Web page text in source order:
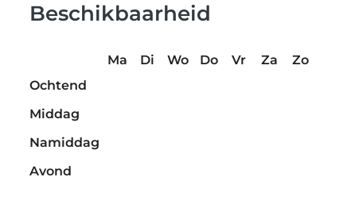
Beschikbaarheid
Ma Di Wo Do Vr Za
Zo
Ochtend
Middag
Namiddag
Avond